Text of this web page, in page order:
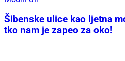
Šibenske ulice kao ljetna
tko nam je zapeo za oko!